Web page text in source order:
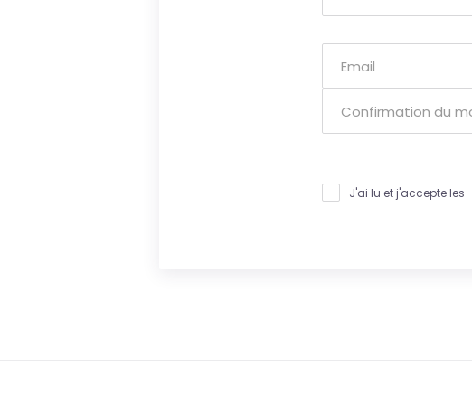
J'ai lu et j'accepte les